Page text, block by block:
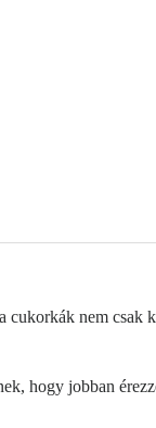
cukorkák nem csak
hogy jobban